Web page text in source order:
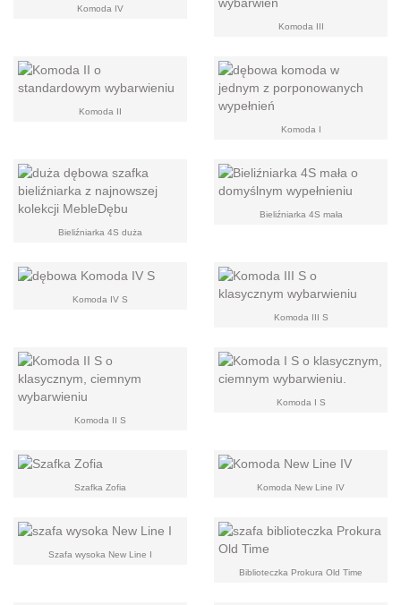
Komoda IV
Komoda III
Komoda II
Komoda I
Bieliźniarka 4S duża
Bieliźniarka 4S mała
Komoda IV S
Komoda III S
Komoda II S
Komoda I S
Szafka Zofia Komoda New Line IV
Szafa wysoka New Line I
Biblioteczka Prokura Old Time